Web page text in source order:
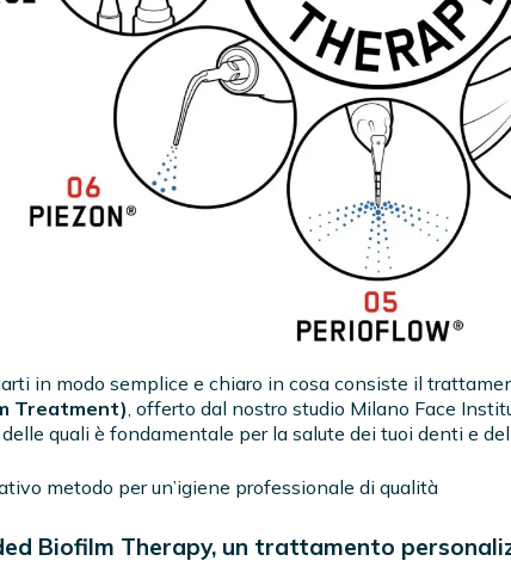
in modo semplice e chiaro in cosa consiste il
Treatment), offerto dal nostro studio Milano Face
quali è fondamentale per la salute dei tuoi denti e
metodo per un’igiene professionale di qualità
Biofilm Therapy, un trattamento